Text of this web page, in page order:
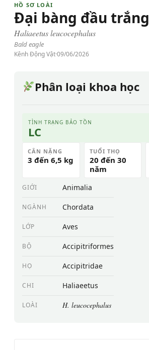
HỒ SƠ LOÀI
Đại bàng đầu trắng
Haliaeetus leucocephalus
Bald eagle
Kênh Động Vật·09/06/2026
Phân loại khoa học
GIỚI Animalia
NGÀNH Chordata
LỚP Aves
BỘ Accipitriformes
HỌ Accipitridae
CHI Haliaeetus
LOÀI H. leucocephalus
TÌNH TRẠNG BẢO TỒN
LC
CÂN NẶNG
3 đến 6,5 kg
TUỔI THỌ
20 đến 30
năm